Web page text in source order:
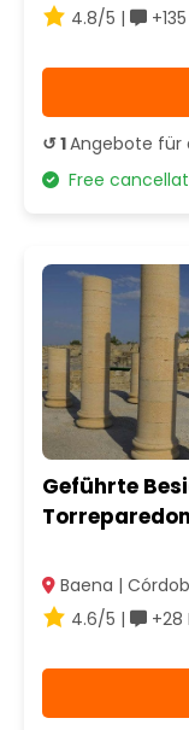
4.8/5 |
↺ 1Angebote für
Free
Geführte
Baena |
4.6/5 |
+28